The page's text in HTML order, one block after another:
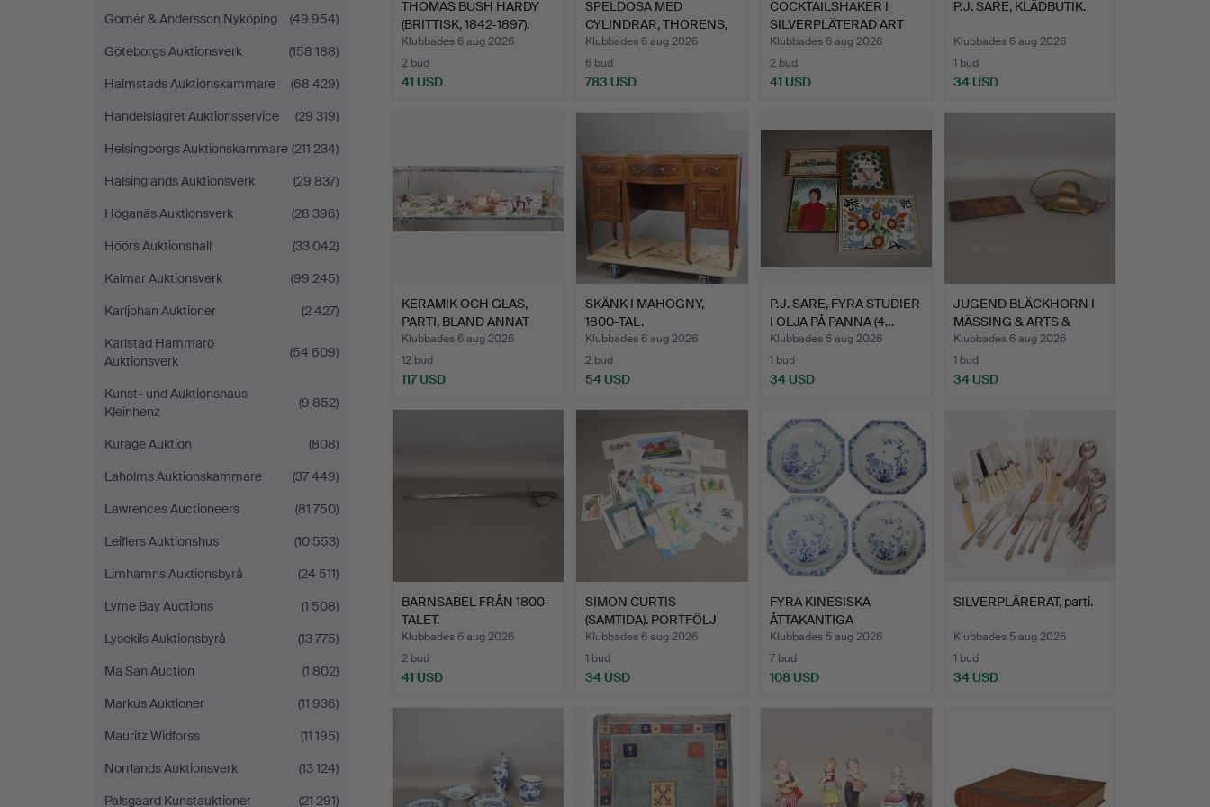
Gomér & Andersson Nyköping
(49 954)
Göteborgs Auktionsverk
(158 188)
Halmstads Auktionskammare
(68 429)
Handelslagret Auktionsservice
(29 319)
Helsingborgs Auktionskammare (211 234)
Hälsinglands Auktionsverk
(29 837)
Höganäs Auktionsverk
(28 396)
Höörs Auktionshall
(33 042)
Kalmar Auktionsverk
(99 245)
Karljohan Auktioner
(2 427)
Karlstad Hammarö
Auktionsverk
(54 609)
Kunst- und Auktionshaus
Kleinhenz
(9 852)
Kurage Auktion
(808)
Laholms Auktionskammare
(37 449)
Lawrences Auctioneers
(81 750)
Leiflers Auktionshus
(10 553)
Limhamns Auktionsbyrå
(24 511)
Lyme Bay Auctions
(1 508)
Lysekils Auktionsbyrå
(13 775)
Ma San Auction
(1 802)
Markus Auktioner
(11 936)
Mauritz Widforss
(11 195)
Norrlands Auktionsverk
(13 124)
Palsgaard Kunstauktioner
(21 291)
THOMAS BUSH HARDY
(BRITTISK, 1842-1897).
Klubbades 6 aug 2026
2 bud
41 USD
SPELDOSA MED
CYLINDRAR, THORENS,
SCHWEIZ, …
Klubbades 6 aug 2026
6 bud
783 USD
COCKTAILSHAKER I
SILVERPLÄTERAD ART
DÉCO.
Klubbades 6 aug 2026
2 bud
41 USD
P.J. SARE, KLÄDBUTIK.
Klubbades 6 aug 2026
1 bud
34 USD
KERAMIK OCH GLAS,
PARTI, BLAND ANNAT
DAVEN…
Klubbades 6 aug 2026
12 bud
117 USD
SKÄNK I MAHOGNY,
1800-TAL.
Klubbades 6 aug 2026
2 bud
54 USD
P.J. SARE, FYRA STUDIER
I OLJA PÅ PANNA (4…
Klubbades 6 aug 2026
1 bud
34 USD
JUGEND BLÄCKHORN I
MÄSSING & ARTS &
CRAFTS…
Klubbades 6 aug 2026
1 bud
34 USD
BARNSABEL FRÅN 1800-
TALET.
Klubbades 6 aug 2026
2 bud
41 USD
SIMON CURTIS
(SAMTIDA). PORTFÖLJ
MED AKVAR…
Klubbades 6 aug 2026
1 bud
34 USD
FYRA KINESISKA
ÅTTAKANTIGA
TALLRIKAR, QING…
Klubbades 5 aug 2026
7 bud
108 USD
SILVERPLÄRERAT, parti.
Klubbades 5 aug 2026
1 bud
34 USD